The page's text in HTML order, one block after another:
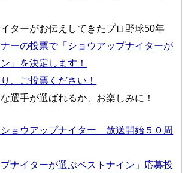
ターがお伝えしてきたプロ野球50年
ナーの投票で「ショウアップナイターが
」を決定します！
、ご投票ください！
選手が選ばれるか、お楽しみに！
ョウアップナイター 放送開始５０周
プナイターが選ぶベストナイン」応募投